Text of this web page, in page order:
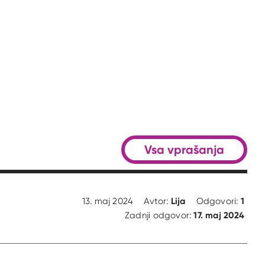
13. maj 2024 Avtor: Lija Odgovori: 1
Zadnji odgovor:17. maj 2024
Vsa vprašanja